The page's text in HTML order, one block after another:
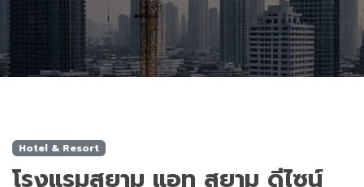
Hotel & Resort
โรงแรมสยาม แอท สยาม ดีไซน์